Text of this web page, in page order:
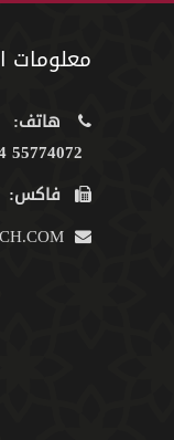
معلومات
هاتف:
55774072 974+
فاكس: